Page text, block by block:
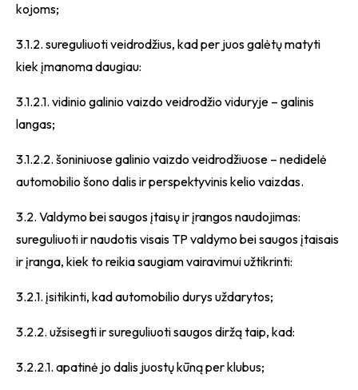
kojoms;
3.1.2. sureguliuoti veidrodžius, kad per juos galėtų matyti
kiek įmanoma daugiau:
3.1.2.1. vidinio galinio vaizdo veidrodžio viduryje – galinis
langas;
3.1.2.2. šoniniuose galinio vaizdo veidrodžiuose – nedidelė
automobilio šono dalis ir perspektyvinis kelio vaizdas.
3.2. Valdymo bei saugos įtaisų ir įrangos naudojimas:
sureguliuoti ir naudotis visais TP valdymo bei saugos įtaisais
ir įranga, kiek to reikia saugiam vairavimui užtikrinti:
3.2.1. įsitikinti, kad automobilio durys uždarytos;
3.2.2. užsisegti ir sureguliuoti saugos diržą taip, kad:
3.2.2.1. apatinė jo dalis juostų kūną per klubus;